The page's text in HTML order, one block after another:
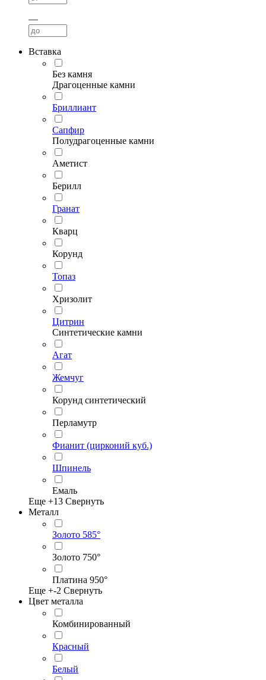
—
Вставка
Без камня
Драгоценные камни
Бриллиант
Сапфир
Полудрагоценные камни
Аметист
Берилл
Гранат
Кварц
Корунд
Топаз
Хризолит
Цитрин
Синтетические камни
Агат
Жемчуг
Корунд синтетический
Перламутр
Фианит (цирконий куб.)
Шпинель
Емаль
Еще +13 Свернуть
Металл
Золото 585°
Золото 750°
Платина 950°
Еще +-2 Свернуть
Цвет металла
Комбинированный
Красный
Белый